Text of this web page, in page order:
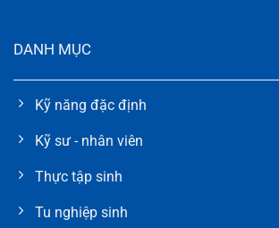
DANH MỤC
Kỹ năng đặc định
Kỹ sư - nhân viên
Thực tập sinh
Tu nghiệp sinh